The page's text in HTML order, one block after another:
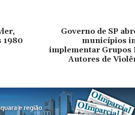
1980
Governo de SP
municípios
implementar Grupos
Autores de